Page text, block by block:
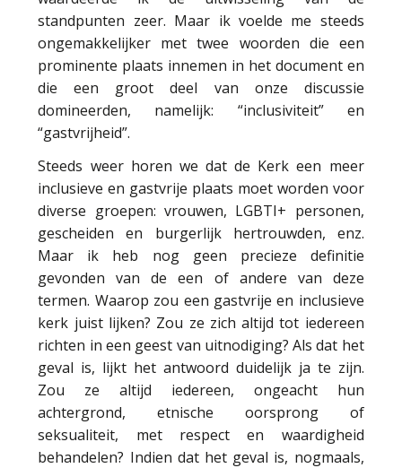
standpunten zeer. Maar ik voelde me steeds
ongemakkelijker met twee woorden die een
prominente plaats innemen in het document en
die een groot deel van onze discussie
domineerden, namelijk: “inclusiviteit” en
“gastvrijheid”.
Steeds weer horen we dat de Kerk een meer
inclusieve en gastvrije plaats moet worden voor
diverse groepen: vrouwen, LGBTI+ personen,
gescheiden en burgerlijk hertrouwden, enz.
Maar ik heb nog geen precieze definitie
gevonden van de een of andere van deze
termen. Waarop zou een gastvrije en inclusieve
kerk juist lijken? Zou ze zich altijd tot iedereen
richten in een geest van uitnodiging? Als dat het
geval is, lijkt het antwoord duidelijk ja te zijn.
Zou ze altijd iedereen, ongeacht hun
achtergrond, etnische oorsprong of
seksualiteit, met respect en waardigheid
behandelen? Indien dat het geval is, nogmaals,